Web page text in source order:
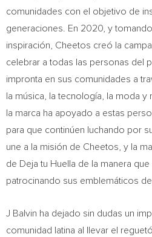
comunidades con el objetivo de
generaciones. En 2020, y
inspiración, Cheetos creó la
celebrar a todas las personas del
impronta en sus comunidades a
la música, la tecnología, la moda y
la marca ha apoyado a estas
para que continúen luchando por
une a la misión de Cheetos, y la
de Deja tu Huella de la manera
patrocinando sus emblemáticos
J Balvin ha dejado sin dudas un
comunidad latina al llevar el